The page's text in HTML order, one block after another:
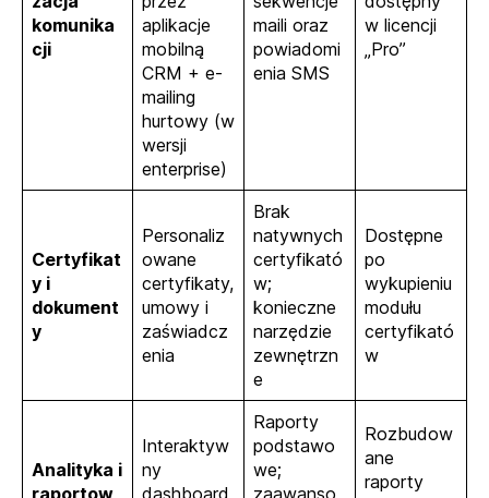
komunika
cji
aplikacje
mobilną
CRM + e-
mailing
hurtowy (w
wersji
enterprise)
maili oraz
powiadomi
enia SMS
w licencji
„Pro”
Certyfikat
y i
dokument
y
Personaliz
owane
certyfikaty,
umowy i
zaświadcz
enia
Brak
natywnych
certyfikató
w;
konieczne
narzędzie
zewnętrzn
e
Dostępne
po
wykupieniu
modułu
certyfikató
w
Analityka i
raportow
Interaktyw
ny
dashboard
Raporty
podstawo
we;
zaawanso
Rozbudow
ane
raporty